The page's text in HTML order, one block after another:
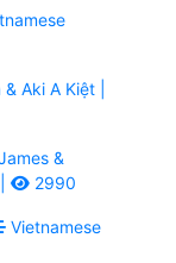
Aki A Kiệt |
&
2990
Vietnamese